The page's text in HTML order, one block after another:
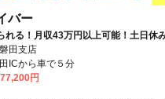
バー
れる！月収43万円以上可能！土日休
田支店
ICから車で５分
円